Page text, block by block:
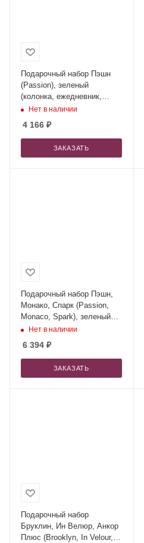
Подарочный набор Пэшн
(Passion), зеленый
(колонка, ежедневник,
ручка)
Нет в наличии
4 166 ₽
ЗАКАЗАТЬ
Подарочный набор Пэшн,
Монако, Спарк (Passion,
Monaco, Spark), зеленый
(колонка, термокружка,
ежедневник, ручка)
Нет в наличии
6 394 ₽
ЗАКАЗАТЬ
Подарочный набор
Бруклин, Ин Велюр, Анкор
Плюс (Brooklyn, In Velour,